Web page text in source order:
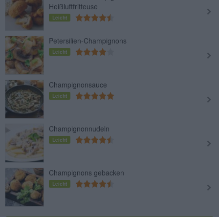
Heißluftfritteuse
Leicht
Petersilien-Champignons
Leicht
Champignonsauce
Leicht
Champignonnudeln
Leicht
Champignons gebacken
Leicht